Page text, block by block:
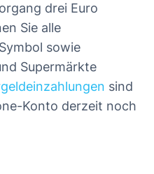
drei Euro
Sie alle
sowie
Supermärkte
sind
Konto derzeit noch